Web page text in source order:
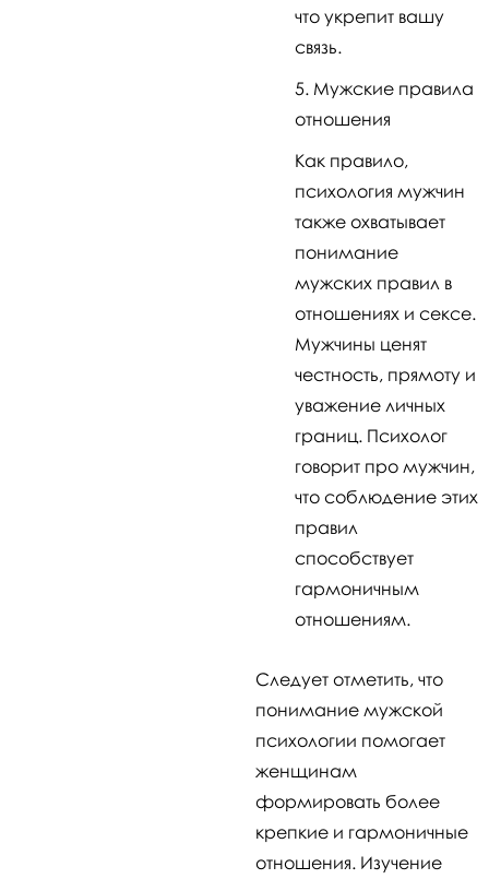
что укрепит вашу
связь.
Мужские правила
отношения
Как правило,
психология мужчин
также охватывает
понимание
мужских правил в
отношениях и сексе.
Мужчины ценят
честность, прямоту и
уважение личных
границ. Психолог
говорит про мужчин,
что соблюдение этих
правил
способствует
гармоничным
отношениям.
Следует отметить, что
понимание мужской
психологии помогает
женщинам
формировать более
крепкие и гармоничные
отношения. Изучение